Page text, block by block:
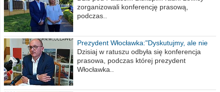
zorganizowali konferencję prasową,
podczas..
Prezydent Włocławka:"Dyskutujmy, ale nie
obrażajmy się”
Dzisiaj w ratuszu odbyła się konferencja
prasowa, podczas której prezydent
Włocławka..